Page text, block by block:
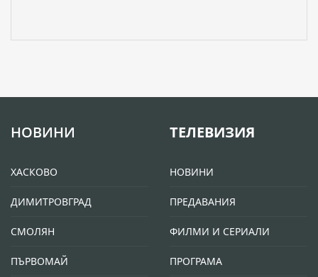
НОВИНИ
ХАСКОВО
ДИМИТРОВГРАД
СМОЛЯН
ПЪРВОМАЙ
ТЕЛЕВИЗИЯ
НОВИНИ
ПРЕДАВАНИЯ
ФИЛМИ И СЕРИАЛИ
ПРОГРАМА